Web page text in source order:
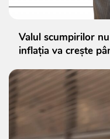
Valul scumpirilor
inflația va crește